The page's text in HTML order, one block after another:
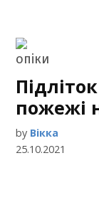
пожежі
by Вікка
25.10.2021